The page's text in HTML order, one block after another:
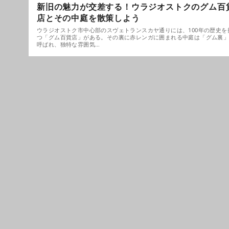
新旧の魅力が交差する！ウラジオストクのグム百
店とその中庭を散策しよう
ウラジオストク市中心部のスヴェトランスカヤ通りには、100年の歴史を
つ「グム百貨店」がある。その裏に赤レンガに囲まれる中庭は「グム裏」
呼ばれ、独特な雰囲気…